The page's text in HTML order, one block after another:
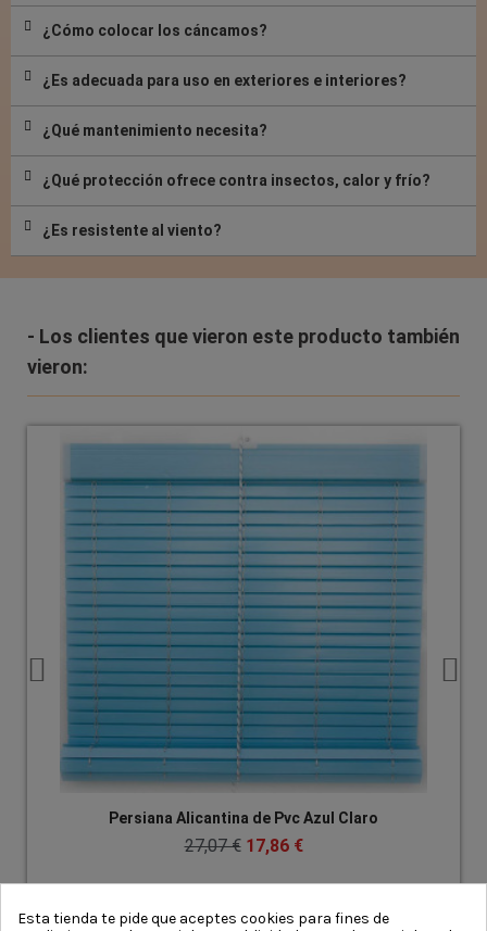
¿Cómo colocar los cáncamos?
¿Es adecuada para uso en exteriores e interiores?
¿Qué mantenimiento necesita?
¿Qué protección ofrece contra insectos, calor y frío?
¿Es resistente al viento?
- Los clientes que vieron este producto también
vieron:
Persiana Alicantina de Pvc Azul Claro
27,07 € 17,86 €
Esta tienda te pide que aceptes cookies para fines de